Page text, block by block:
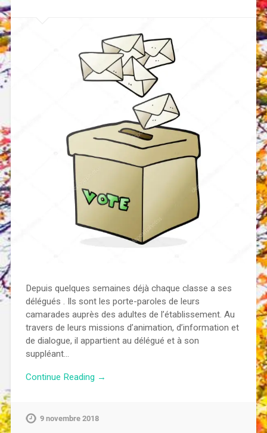
Depuis quelques semaines déjà chaque classe a ses
délégués . Ils sont les porte-paroles de leurs
camarades auprès des adultes de l’établissement. Au
travers de leurs missions d’animation, d’information et
de dialogue, il appartient au délégué et à son
suppléant…
Continue Reading →
9 novembre 2018